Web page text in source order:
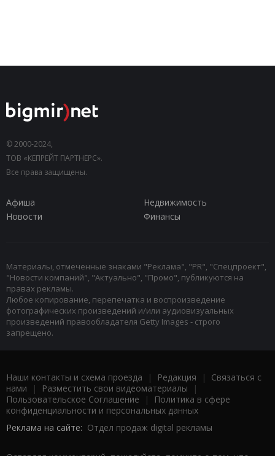
© 2000-2024,
ТОВ «КЕПРЕЙТ ПАРТНЕРС».
Все права защищены.
Афиша
Недвижимость
Новости
Финансы
Материалы, отмеченные знаками "Реклама", "PR", "Спецпроект",
"Новости компаний", "Актуально", "Промо", публикуются на
правах рекламы.
Любое копирование, перепечатка и воспроизведение
фотографических произведений и/или аудиовизуальных
произведений правообладателя Getty Images - строго
запрещено.
Наши контакты и схема проезда | Редакция | Связаться с
нами | Разместить свои видеоматериалы |
Пользовательское Соглашение |
Политика в сфере
конфиденциальности и персональных данных
Реклама на сайте: Отдел продаж digital рекламы